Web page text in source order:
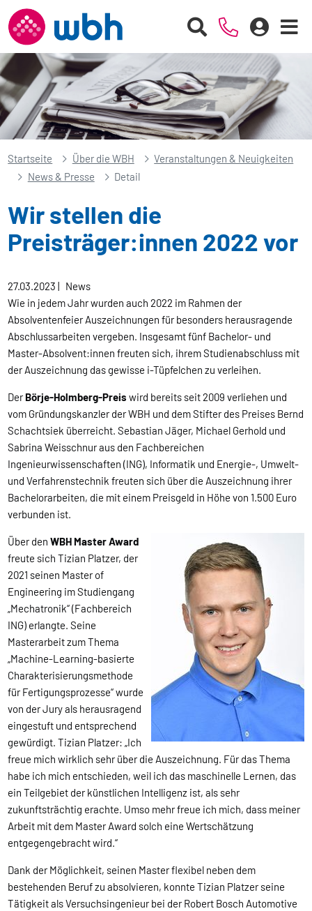
Startseite Über die WBH
Veranstaltungen & Neuigkeiten
News & Presse
Detail
Wir stellen die
Preisträger:innen 2022 vor
27.03.2023| News
Wie in jedem Jahr wurden auch 2022 im Rahmen der
Absolventenfeier Auszeichnungen für besonders herausragende
Abschlussarbeiten vergeben. Insgesamt fünf Bachelor- und
Master-Absolvent:innen freuten sich, ihrem Studienabschluss mit
der Auszeichnung das gewisse i-Tüpfelchen zu verleihen.
DerBörje-Holmberg-Preis wird bereits seit 2009 verliehen und
vom Gründungskanzler der WBH und dem Stifter des Preises Bernd
Schachtsiek überreicht. Sebastian Jäger, Michael Gerhold und
Sabrina Weisschnur aus den Fachbereichen
Ingenieurwissenschaften (ING), Informatik und Energie-, Umwelt-
und Verfahrenstechnik freuten sich über die Auszeichnung ihrer
Bachelorarbeiten, die mit einem Preisgeld in Höhe von 1.500 Euro
verbunden ist.
Über denWBH Master Award
freute sich Tizian Platzer, der
2021 seinen Master of
Engineering im Studiengang
„Mechatronik“ (Fachbereich
ING) erlangte. Seine
Masterarbeit zum Thema
„Machine-Learning-basierte
Charakterisierungsmethode
für Fertigungsprozesse“ wurde
von der Jury als herausragend
eingestuft und entsprechend
gewürdigt. Tizian Platzer: „Ich
freue mich wirklich sehr über die Auszeichnung. Für das Thema
habe ich mich entschieden, weil ich das maschinelle Lernen, das
ein Teilgebiet der künstlichen Intelligenz ist, als sehr
zukunftsträchtig erachte. Umso mehr freue ich mich, dass meiner
Arbeit mit dem Master Award solch eine Wertschätzung
entgegengebracht wird.“
Dank der Möglichkeit, seinen Master flexibel neben dem
bestehenden Beruf zu absolvieren, konnte Tizian Platzer seine
Tätigkeit als Versuchsingenieur bei der Robert Bosch Automotive